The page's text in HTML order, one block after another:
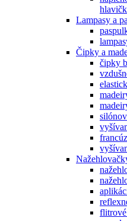
Lampasy a
Čipky a
čipky